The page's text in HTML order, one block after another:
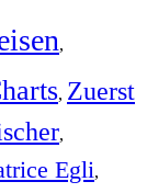
,
, Zuerst
,
Egli,